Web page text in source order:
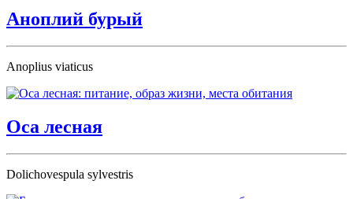
Аноплий бурый
Anoplius viaticus
Оса лесная
Dolichovespula sylvestris